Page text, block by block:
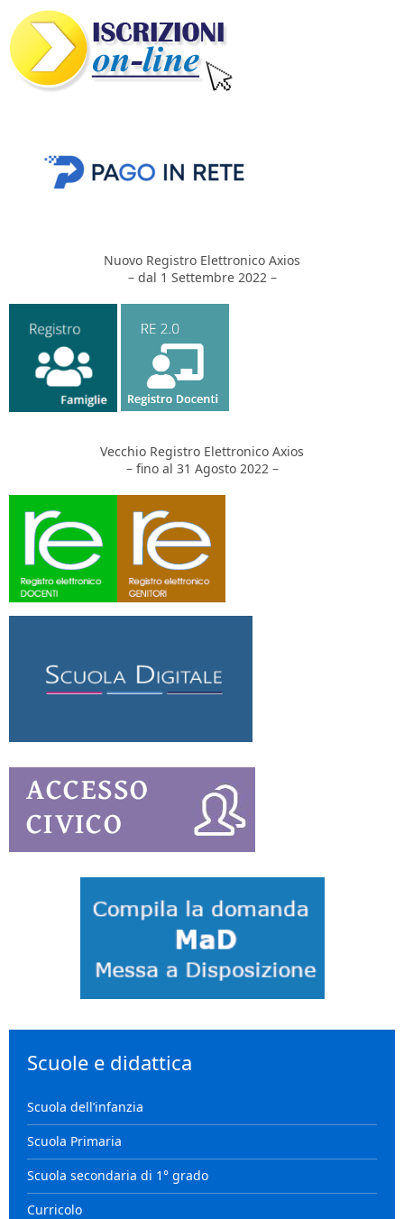
Nuovo Registro Elettronico Axios
– dal 1 Settembre 2022 –
Vecchio Registro Elettronico Axios
– fino al 31 Agosto 2022 –
Scuole e didattica
Scuola dell’infanzia
Scuola Primaria
Scuola secondaria di 1° grado
Curricolo